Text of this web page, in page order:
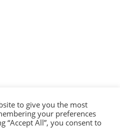
to give you the most
your preferences
“Accept All”, you consent to